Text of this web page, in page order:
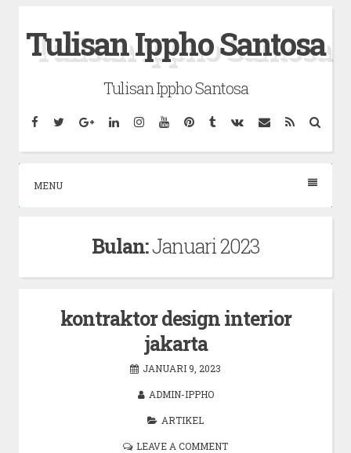
to
content
Tulisan Ippho Santosa
Tulisan Ippho Santosa
Facebook
TwitterGoogleLinkedinInstagram
YouTubePinterest
TumblrVK EmailRSS
MENU
Bulan:Januari 2023
kontraktor design interior
jakarta
JANUARI 9, 2023
ADMIN-IPPHO
ARTIKEL
LEAVE A COMMENT